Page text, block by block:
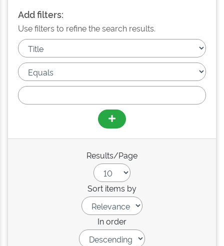
Add filters:
Use filters to refine the search results.
Results/Page
Sort items by
In order